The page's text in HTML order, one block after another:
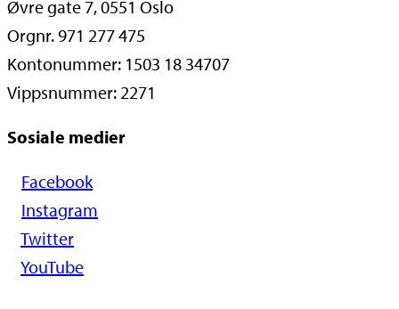
Øvre gate 7, 0551 Oslo
Orgnr. 971 277 475
Kontonummer: 1503 18 34707
Vippsnummer: 2271
Sosiale medier
Facebook
Instagram
Twitter
YouTube